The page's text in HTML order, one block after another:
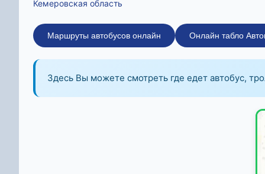
Кемеровская область
Маршруты автобусов онлайн Онлайн табло
Здесь Вы можете смотреть где едет автобус,